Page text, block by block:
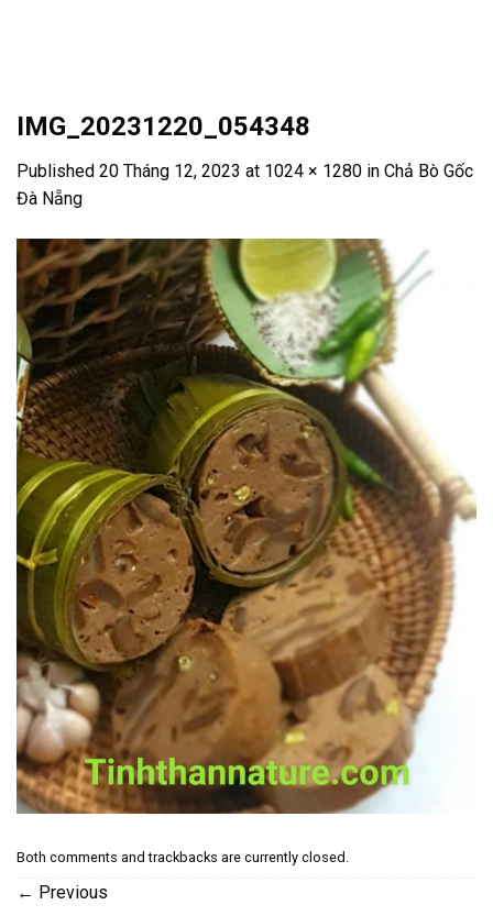
IMG_20231220_054348
Published 20 Tháng 12, 2023 at 1024 × 1280 in Chả Bò Gốc
Đà Nẵng
Both comments and trackbacks are currently closed.
← Previous